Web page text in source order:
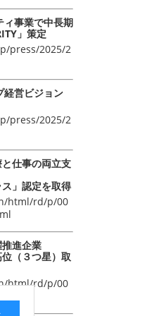
事業で中長期
」策定
press/2025/2
営ビジョン
press/2025/2
仕事の両立支
ス」認定を取得
html/rd/p/00
進企業
位（３つ星）取
html/rd/p/00